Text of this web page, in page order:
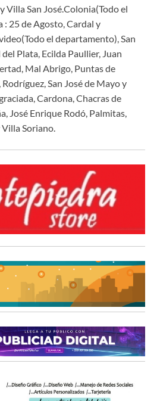
Villa San José.Colonia(Todo el
25 de Agosto, Cardal y
el departamento), San
Plata, Ecilda Paullier, Juan
Mal Abrigo, Puntas de
San José de Mayo y
Cardona, Chacras de
José Enrique Rodó, Palmitas,
Villa Soriano.